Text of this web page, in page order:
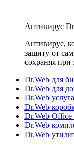
Антивирус
Антивирус,
защиту от
сохраняя при
Dr.Web для
Dr.Web для
Dr.Web услуга
Dr.Web
Dr.Web Office
Dr.Web
Dr.Web